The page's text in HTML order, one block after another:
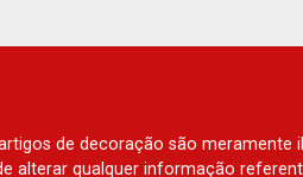
de decoração são
alterar qualquer informação